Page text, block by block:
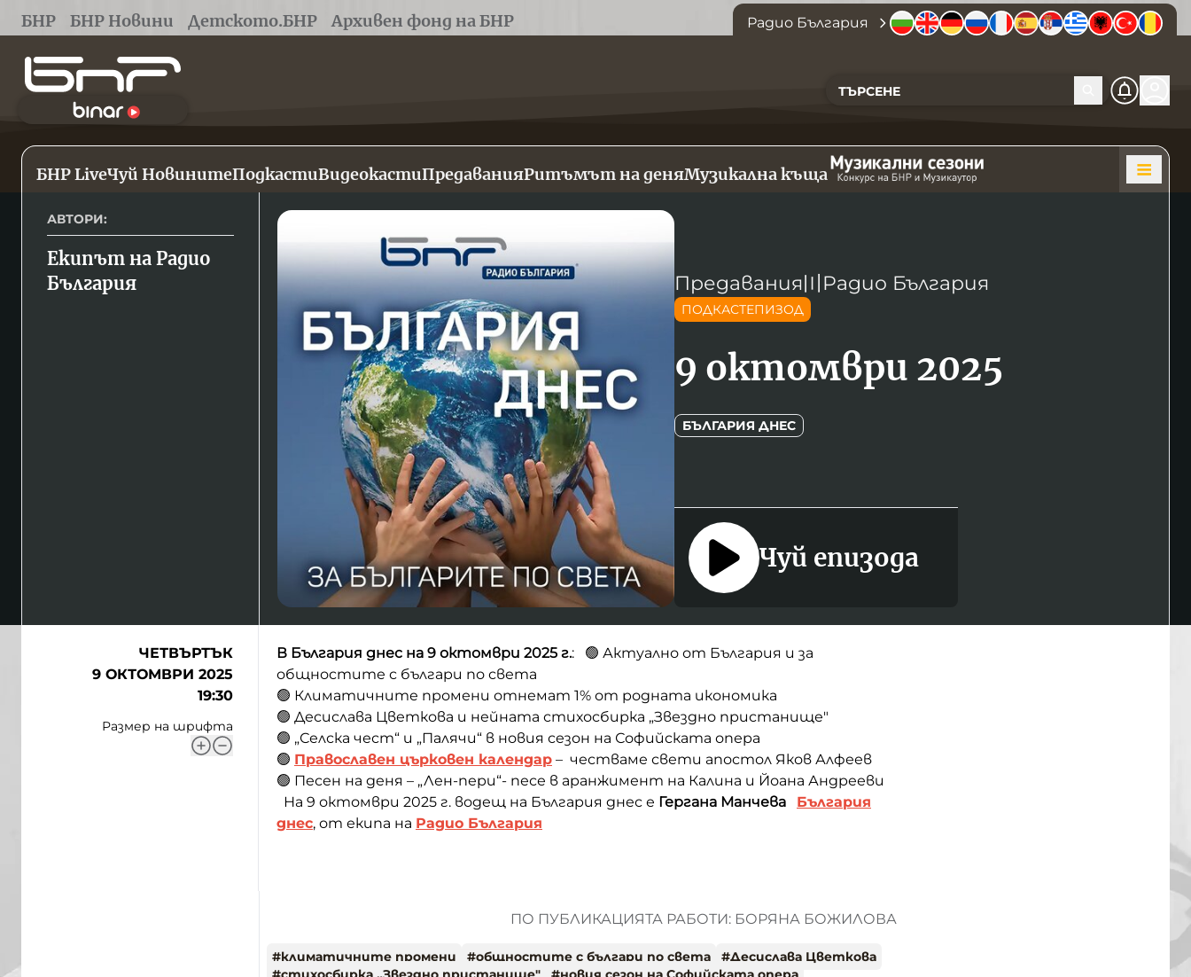
БНР БНР Новини Детското.БНР Архивен фонд на БНР Радио България
БНР LiveЧуй НовинитеПодкастиВидеокастиПредаванияРитъмът на деняМузикална къща
АВТОРИ:
Екипът на Радио
България
Предавания〣 Радио България
ПОДКАСТЕПИЗОД
9 октомври 2025
БЪЛГАРИЯ ДНЕС
Чуй епизода
ЧЕТВЪРТЪК
9 ОКТОМВРИ 2025
19:30
Размер на шрифта
В България днес на 9 октомври 2025 г.: 🟢 Актуално от България и за
общностите с българи по света
🟢 Климатичните промени отнемат 1% от родната икономика
🟢 Десислава Цветкова и нейната стихосбирка „Звездно пристанище"
🟢 „Селска чест“ и „Палячи“ в новия сезон на Софийската опера
🟢 Православен църковен календар – честваме свети апостол Яков Алфеев
🟢 Песен на деня – „Лен-пери“- песе в аранжимент на Калина и Йоана Андрееви
На 9 октомври 2025 г. водещ на България днес е Гергана Манчева
България
днес, от екипа на Радио България
ПО ПУБЛИКАЦИЯТА РАБОТИ: БОРЯНА БОЖИЛОВА
#климатичните промени #общностите с българи по света #Десислава Цветкова